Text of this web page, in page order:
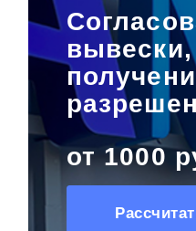
вывески,
от 1000